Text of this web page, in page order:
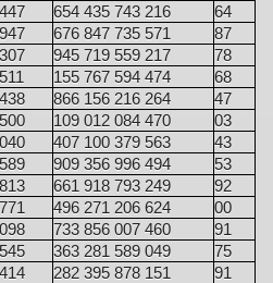
654 435 743 216
64
676 847 735 571
87
945 719 559 217
78
155 767 594 474
68
866 156 216 264
47
109 012 084 470
03
407 100 379 563
43
909 356 996 494
53
661 918 793 249
92
496 271 206 624
00
733 856 007 460
91
363 281 589 049
75
282 395 878 151
91